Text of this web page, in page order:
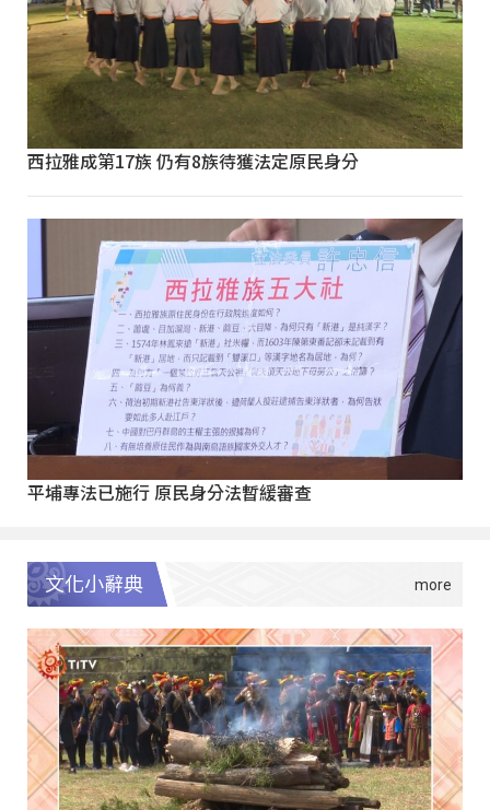
西拉雅成第17族 仍有8族待獲法定原民身分
平埔專法已施行 原民身分法暫緩審查
文化小辭典